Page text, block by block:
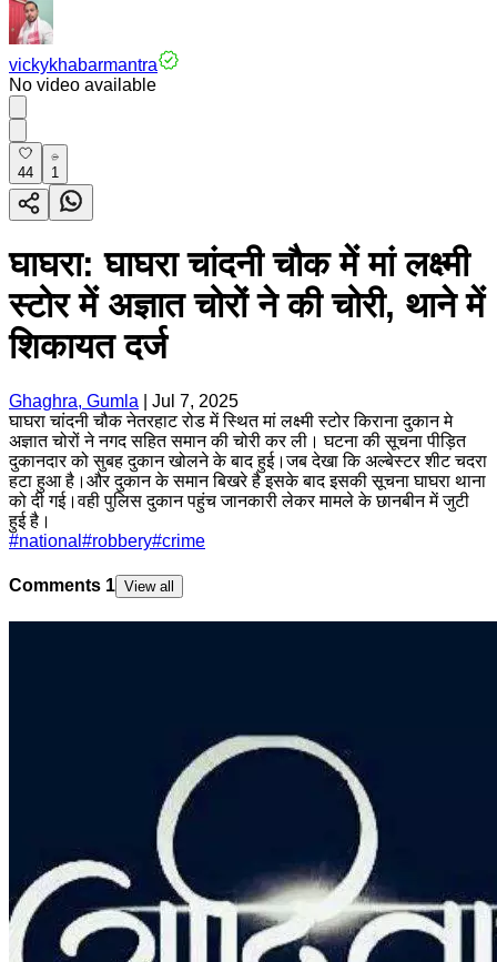
vickykhabarmantra
No video available
44 1
घाघरा: घाघरा चांदनी चौक में मां लक्ष्मी
स्टोर में अज्ञात चोरों ने की चोरी, थाने में
शिकायत दर्ज
Ghaghra, Gumla
Jul 7, 2025
घाघरा चांदनी चौक नेतरहाट रोड में स्थित मां लक्ष्मी स्टोर किराना दुकान मे
अज्ञात चोरों ने नगद सहित समान की चोरी कर ली। घटना की सूचना पीड़ित
दुकानदार को सुबह दुकान खोलने के बाद हुई।जब देखा कि अल्बेस्टर शीट चदरा
हटा हुआ है।और दुकान के समान बिखरे है इसके बाद इसकी सूचना घाघरा थाना
को दी गई।वही पुलिस दुकान पहुंच जानकारी लेकर मामले के छानबीन में जुटी
हुई है।
#national #robbery#crime
Comments 1 View all